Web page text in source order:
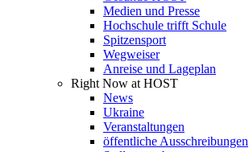
Medien und Presse
Hochschule trifft Schule
Spitzensport
Wegweiser
Anreise und Lageplan
Right Now at HOST
News
Ukraine
Veranstaltungen
öffentliche Ausschreibungen